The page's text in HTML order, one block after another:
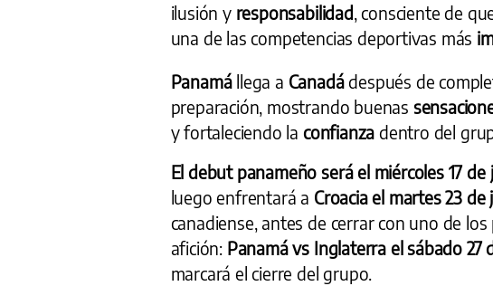
ilusión y responsabilidad, consciente de
una de las competencias deportivas más
Panamá llega a Canadá después de
preparación, mostrando buenas
y fortaleciendo la confianza dentro del
El debut panameño será el miércoles 17
luego enfrentará a Croacia el martes 23
canadiense, antes de cerrar con uno de
afición: Panamá vs Inglaterra el sábado 27
marcará el cierre del grupo.